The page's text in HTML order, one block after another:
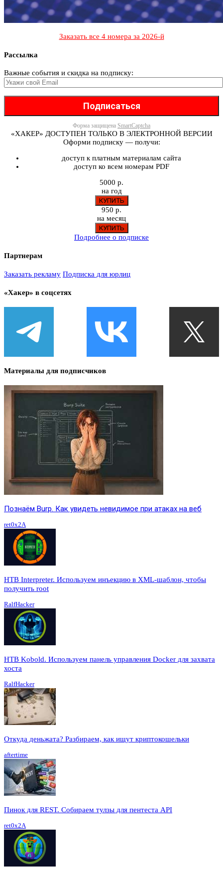
Заказать все 4 номера за 2026-й
Рассылка
Важные события и скидка на подписку:
Форма защищена SmartCaptcha
«ХАКЕР» ДОСТУПЕН ТОЛЬКО В ЭЛЕКТРОННОЙ ВЕРСИИ
Оформи подписку — получи:
доступ к платным материалам сайта
доступ ко всем номерам PDF
5000 р.
на год
950 р.
на месяц
Подробнее о подписке
Партнерам
Заказать рекламу Подписка для юрлиц
«Хакер» в соцсетях
Материалы для подписчиков
Познаём Burp. Как увидеть невидимое при атаках на веб
ret0x2A
HTB Interpreter. Используем инъекцию в XML-шаблон, чтобы
получить root
RalfHacker
HTB Kobold. Используем панель управления Docker для захвата
хоста
RalfHacker
Откуда деньжата? Разбираем, как ищут криптокошельки
aftertime
Пинок для REST. Собираем тулзы для пентеста API
ret0x2A